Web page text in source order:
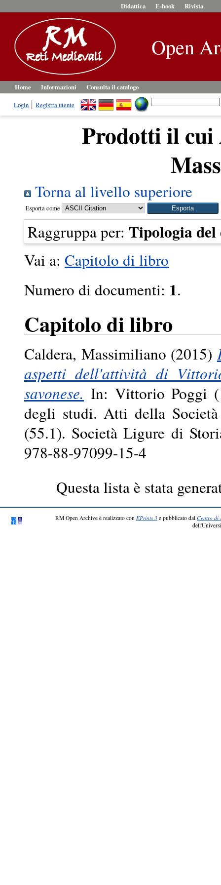
Didattica E-book Rivista
Open
Home Informazioni
Consulta il catalogo
Login
Registra utente
Prodotti il cui
Torna al livello superiore
Esporta come
Raggruppa per: Tipologia del
Vai a: Capitolo di libro
Numero di documenti: 1.
Capitolo di libro
Caldera, Massimiliano (2015)
aspetti dell'attività di
savonese. In: Vittorio Poggi
degli studi. Atti della
(55.1). Società Ligure di
978-88-97099-15-4
Questa lista è stata
RM Open Archive è realizzato con EPrints 3 e pubblicato dal Centro di